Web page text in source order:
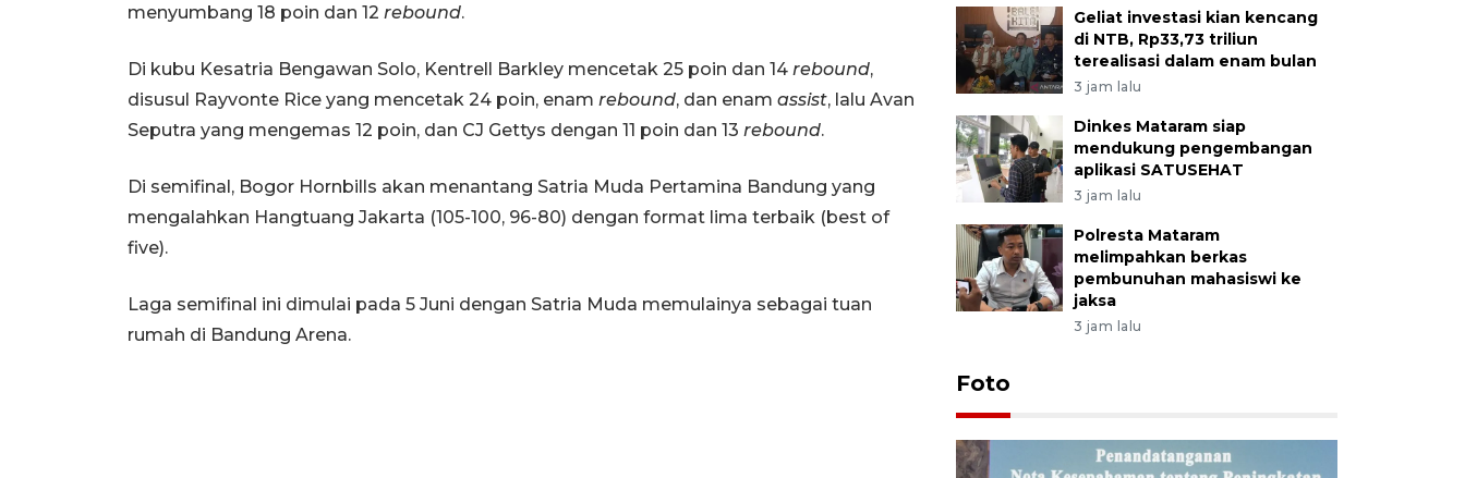
menyumbang 18 poin dan 12 rebound.
Di kubu Kesatria Bengawan Solo, Kentrell Barkley mencetak 25 poin dan 14 rebound,
disusul Rayvonte Rice yang mencetak 24 poin, enam rebound, dan enam assist, lalu Avan
Seputra yang mengemas 12 poin, dan CJ Gettys dengan 11 poin dan 13 rebound.
Di semifinal, Bogor Hornbills akan menantang Satria Muda Pertamina Bandung yang
mengalahkan Hangtuang Jakarta (105-100, 96-80) dengan format lima terbaik (best of
five).
Laga semifinal ini dimulai pada 5 Juni dengan Satria Muda memulainya sebagai tuan
rumah di Bandung Arena.
Geliat investasi kian kencang
di NTB, Rp33,73 triliun
terealisasi dalam enam bulan
3 jam lalu
Dinkes Mataram siap
mendukung pengembangan
aplikasi SATUSEHAT
3 jam lalu
Polresta Mataram
melimpahkan berkas
pembunuhan mahasiswi ke
jaksa
3 jam lalu
Foto